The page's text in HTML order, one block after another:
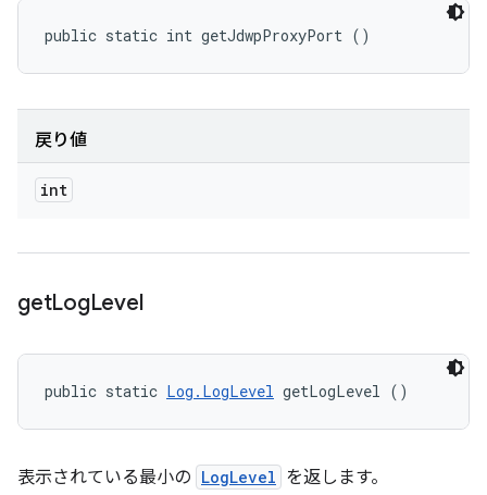
public static int getJdwpProxyPort ()
戻り値
int
getLogLevel
public static Log.LogLevel getLogLevel ()
表示されている最小の LogLevel を返します。